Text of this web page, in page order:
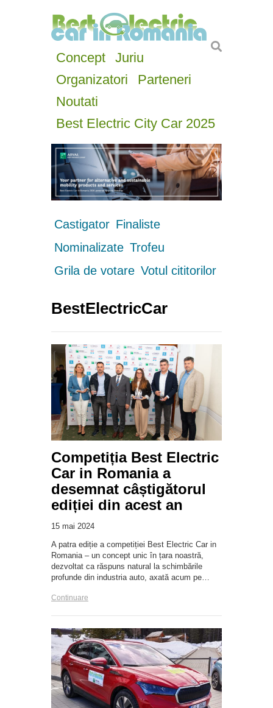
Concept
Juriu
Organizatori
Parteneri
Noutati
Best Electric City Car 2025
Castigator Finaliste
Nominalizate Trofeu
Grila de votare Votul cititorilor
BestElectricCar
Competiția Best Electric
Car in Romania a
desemnat câștigătorul
ediției din acest an
15 mai 2024
A patra ediție a competiției Best Electric Car in
Romania – un concept unic în țara noastră,
dezvoltat ca răspuns natural la schimbările
profunde din industria auto, axată acum pe…
Continuare